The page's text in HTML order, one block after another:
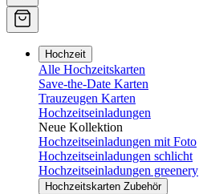
Hochzeit
Alle Hochzeitskarten
Save-the-Date Karten
Trauzeugen Karten
Hochzeitseinladungen
Neue Kollektion
Hochzeitseinladungen mit Foto
Hochzeitseinladungen schlicht
Hochzeitseinladungen greenery
Hochzeitskarten Zubehör